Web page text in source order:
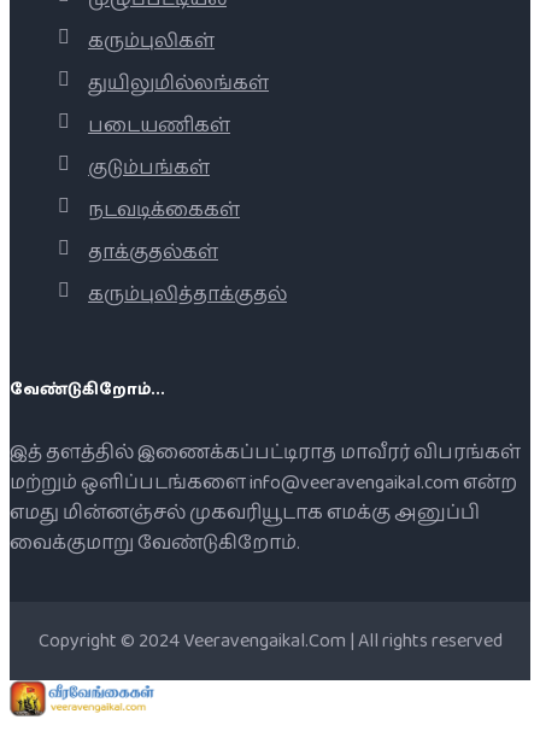
கரும்புலிகள்
துயிலுமில்லங்கள்
படையணிகள்
குடும்பங்கள்
நடவடிக்கைகள்
தாக்குதல்கள்
கரும்புலித்தாக்குதல்
வேண்டுகிறோம்...
இத் தளத்தில் இணைக்கப்பட்டிராத மாவீரர் விபரங்கள்
மற்றும் ஒளிப்படங்களை info@veeravengaikal.com என்ற
எமது மின்னஞ்சல் முகவரியூடாக எமக்கு அனுப்பி
வைக்குமாறு வேண்டுகிறோம்.
Copyright © 2024 Veeravengaikal.Com | All rights reserved